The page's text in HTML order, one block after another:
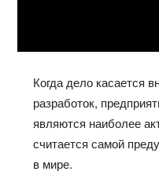
Когда дело касается
разработок,
являются наиболее
считается самой
в мире.